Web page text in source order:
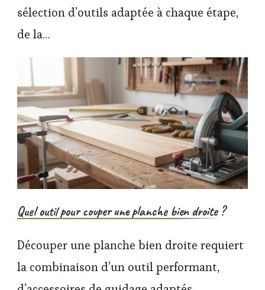
sélection d’outils adaptée à chaque étape,
de la…
Quel outil pour couper une planche bien droite ?
Découper une planche bien droite requiert
la combinaison d’un outil performant,